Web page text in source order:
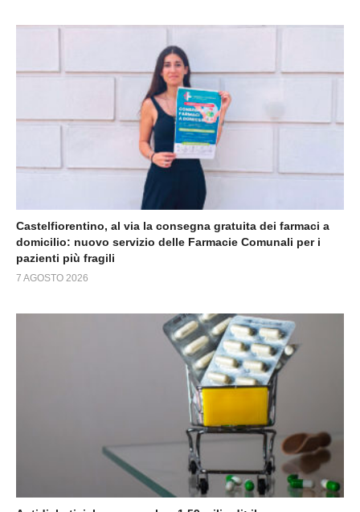
Castelfiorentino, al via la consegna gratuita dei farmaci a
domicilio: nuovo servizio delle Farmacie Comunali per i
pazienti più fragili
7 AGOSTO 2026